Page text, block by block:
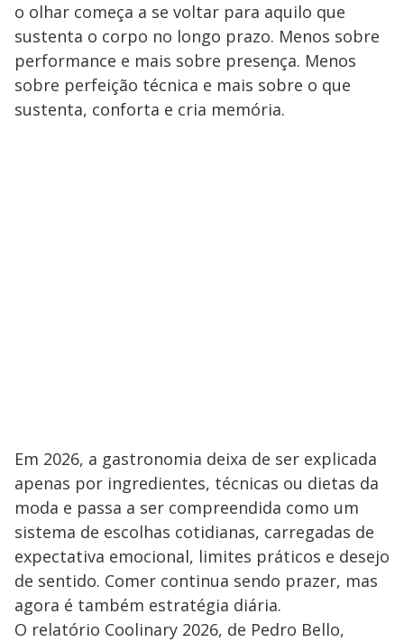
o olhar começa a se voltar para aquilo que
sustenta o corpo no longo prazo. Menos sobre
performance e mais sobre presença. Menos
sobre perfeição técnica e mais sobre o que
sustenta, conforta e cria memória.
Em 2026, a gastronomia deixa de ser explicada
apenas por ingredientes, técnicas ou dietas da
moda e passa a ser compreendida como um
sistema de escolhas cotidianas, carregadas de
expectativa emocional, limites práticos e desejo
de sentido. Comer continua sendo prazer, mas
agora é também estratégia diária.
O relatório Coolinary 2026, de Pedro Bello,